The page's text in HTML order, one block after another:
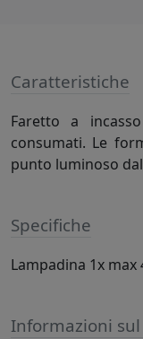
Caratteristiche
Faretto a
consumati. Le
punto luminoso
Specifiche
Lampadina 1x max
Informazioni